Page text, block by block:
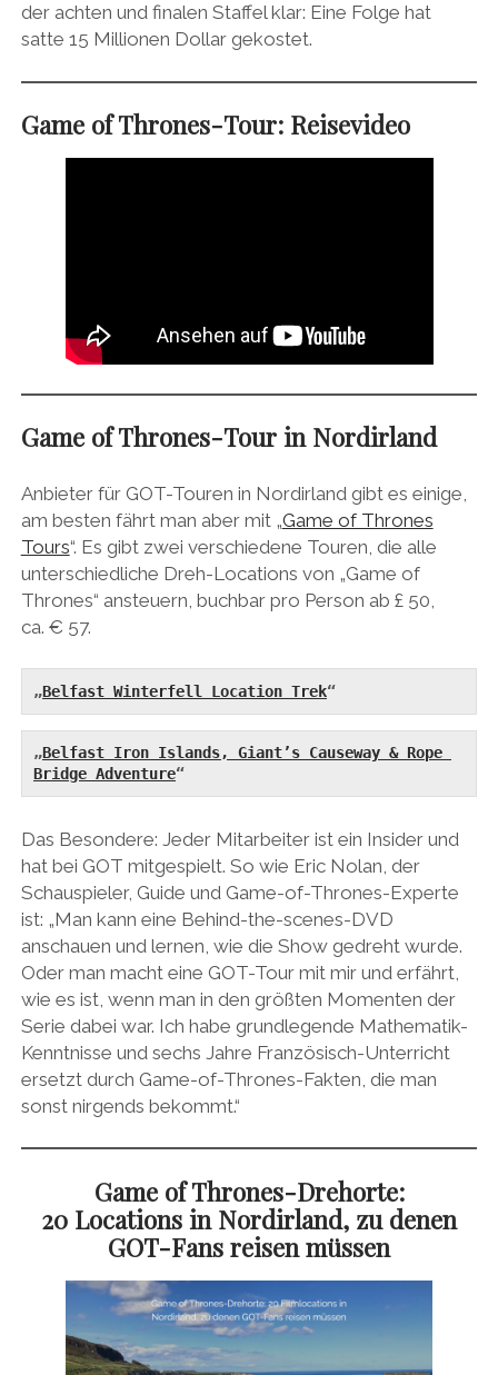
der achten und finalen Staffel klar: Eine Folge hat
satte 15 Millionen Dollar gekostet.
Game of Thrones-Tour: Reisevideo
Game of Thrones-Tour in Nordirland
Anbieter für GOT-Touren in Nordirland gibt es einige,
am besten fährt man aber mit „Game of Thrones
Tours“. Es gibt zwei verschiedene Touren, die alle
unterschiedliche Dreh-Locations von „Game of
Thrones“ ansteuern, buchbar pro Person ab £ 50,
ca. € 57.
„Belfast Winterfell Location Trek“
„Belfast Iron Islands, Giant’s Causeway & Rope
Bridge Adventure“
Das Besondere: Jeder Mitarbeiter ist ein Insider und
hat bei GOT mitgespielt. So wie Eric Nolan, der
Schauspieler, Guide und Game-of-Thrones-Experte
ist: „Man kann eine Behind-the-scenes-DVD
anschauen und lernen, wie die Show gedreht wurde.
Oder man macht eine GOT-Tour mit mir und erfährt,
wie es ist, wenn man in den größten Momenten der
Serie dabei war. Ich habe grundlegende Mathematik-
Kenntnisse und sechs Jahre Französisch-Unterricht
ersetzt durch Game-of-Thrones-Fakten, die man
sonst nirgends bekommt.“
Game of Thrones-Drehorte:
20 Locations in Nordirland, zu denen
GOT-Fans reisen müssen